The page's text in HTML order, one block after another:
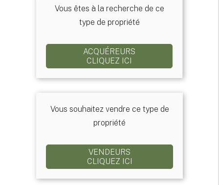
Vous êtes à la recherche de ce
type de propriété
ACQUÉREURS
CLIQUEZ ICI
Vous souhaitez vendre ce type de
propriété
VENDEURS
CLIQUEZ ICI